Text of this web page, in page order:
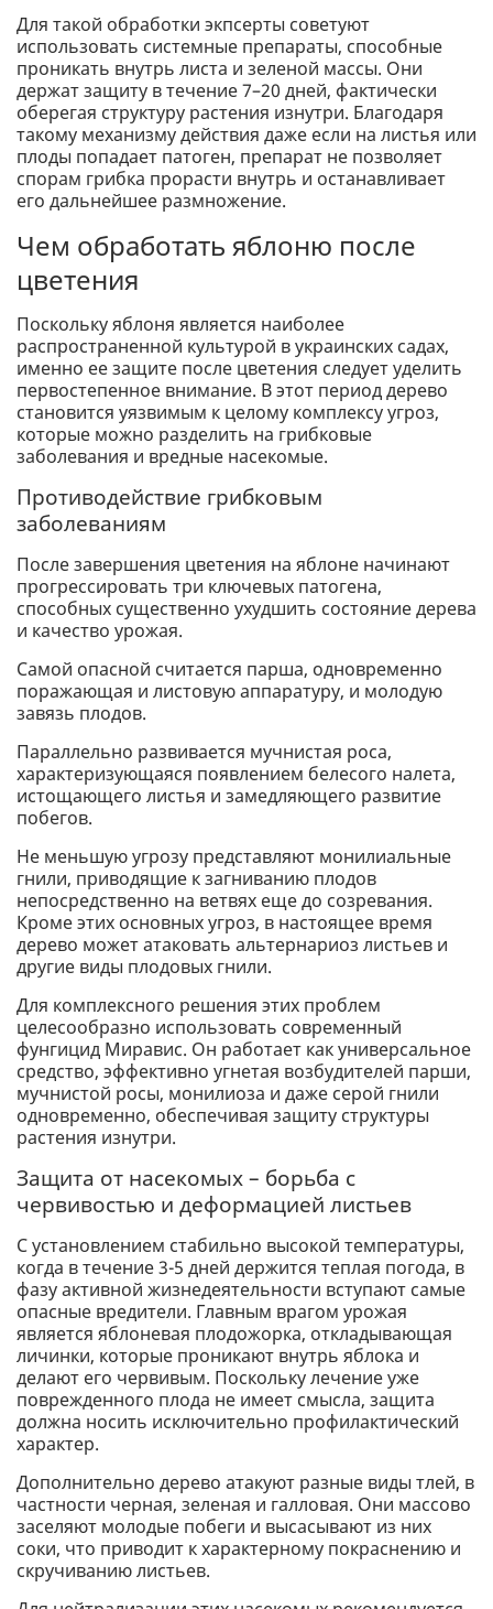
Для такой обработки экпсерты советуют
использовать системные препараты, способные
проникать внутрь листа и зеленой массы. Они
держат защиту в течение 7–20 дней, фактически
оберегая структуру растения изнутри. Благодаря
такому механизму действия даже если на листья или
плоды попадает патоген, препарат не позволяет
спорам грибка прорасти внутрь и останавливает
его дальнейшее размножение.
Чем обработать яблоню после
цветения
Поскольку яблоня является наиболее
распространенной культурой в украинских садах,
именно ее защите после цветения следует уделить
первостепенное внимание. В этот период дерево
становится уязвимым к целому комплексу угроз,
которые можно разделить на грибковые
заболевания и вредные насекомые.
Противодействие грибковым
заболеваниям
После завершения цветения на яблоне начинают
прогрессировать три ключевых патогена,
способных существенно ухудшить состояние дерева
и качество урожая.
Самой опасной считается парша, одновременно
поражающая и листовую аппаратуру, и молодую
завязь плодов.
Параллельно развивается мучнистая роса,
характеризующаяся появлением белесого налета,
истощающего листья и замедляющего развитие
побегов.
Не меньшую угрозу представляют монилиальные
гнили, приводящие к загниванию плодов
непосредственно на ветвях еще до созревания.
Кроме этих основных угроз, в настоящее время
дерево может атаковать альтернариоз листьев и
другие виды плодовых гнили.
Для комплексного решения этих проблем
целесообразно использовать современный
фунгицид Миравис. Он работает как универсальное
средство, эффективно угнетая возбудителей парши,
мучнистой росы, монилиоза и даже серой гнили
одновременно, обеспечивая защиту структуры
растения изнутри.
Защита от насекомых – борьба с
червивостью и деформацией листьев
С установлением стабильно высокой температуры,
когда в течение 3-5 дней держится теплая погода, в
фазу активной жизнедеятельности вступают самые
опасные вредители. Главным врагом урожая
является яблоневая плодожорка, откладывающая
личинки, которые проникают внутрь яблока и
делают его червивым. Поскольку лечение уже
поврежденного плода не имеет смысла, защита
должна носить исключительно профилактический
характер.
Дополнительно дерево атакуют разные виды тлей, в
частности черная, зеленая и галловая. Они массово
заселяют молодые побеги и высасывают из них
соки, что приводит к характерному покраснению и
скручиванию листьев.